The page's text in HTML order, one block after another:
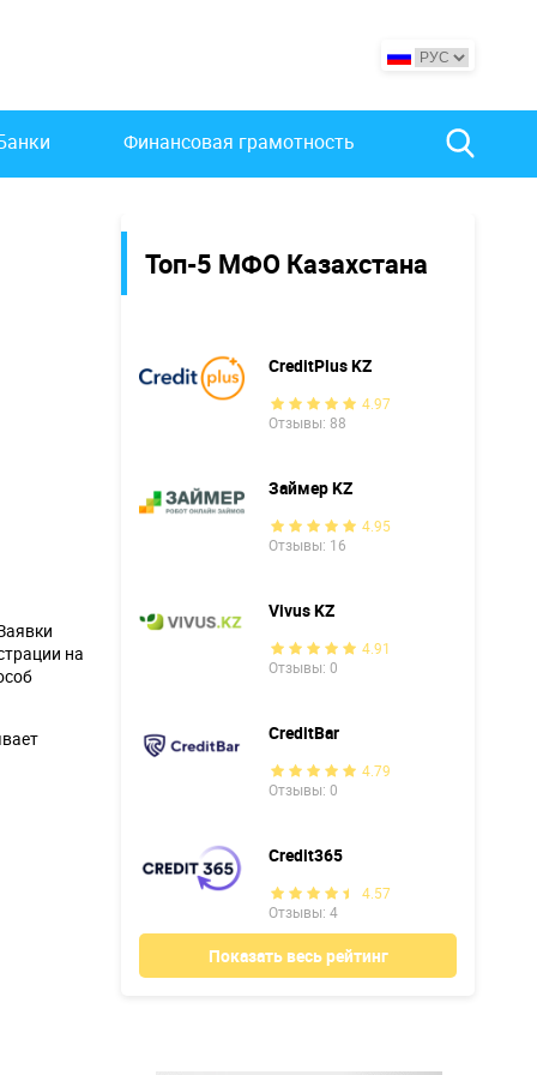
Финансовая грамотность
Топ-5 МФО Казахстана
CreditPlus KZ
4.97
Отзывы: 88
Займер KZ
4.95
Отзывы: 16
Vivus KZ
4.91
Отзывы: 0
CreditBar
4.79
Отзывы: 0
Credit365
4.57
Отзывы: 4
Показать весь рейтинг
на